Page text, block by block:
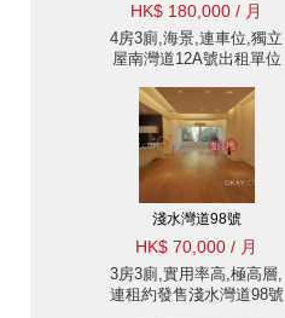
HK$ 180,000 / 月
4房3廁,海景,連車位,獨立
屋南灣道12A號出租單位
淺水灣道98號
HK$ 70,000 / 月
3房3廁,實用率高,極高層,
連租約發售淺水灣道98號